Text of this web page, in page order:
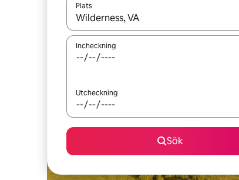
Plats
När resultaten är tillgängliga kan du
Incheckning
Utcheckning
Sök